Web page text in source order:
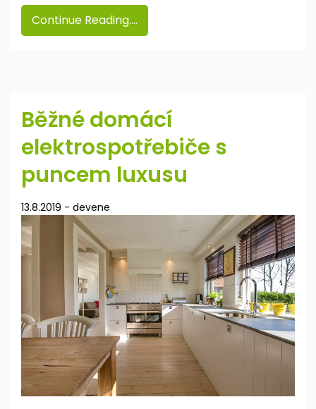
Continue Reading....
Běžné domácí
elektrospotřebiče s
puncem luxusu
13.8.2019 - devene